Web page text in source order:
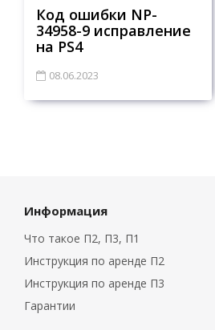
Код ошибки NP-
34958-9 исправление
на PS4
08.06.2023
Информация
Что такое П2, П3, П1
Инструкция по аренде П2
Инструкция по аренде П3
Гарантии